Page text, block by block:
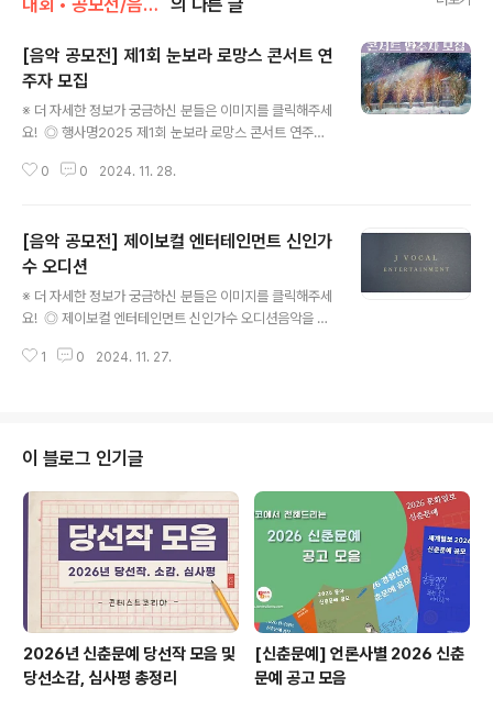
대회 • 공모전/음악 • 가요 • 댄스 의 다른 글
[음악 공모전] 제1회 눈보라 로망스 콘서트 연
주자 모집
※ 더 자세한 정보가 궁금하신 분들은 이미지를 클릭해주세
요! ◎ 행사명2025 제1회 눈보라 로망스 콘서트 연주자
연주 장소정동 1928 아트센터 이벤트홀 ◎ 연주 일자25
com 또는 인스타 DM (@artemost_com) ◎ 제출 사
항성함, 연락처, 소속, 악기명, 연주곡명, 사진, 프로필, 연
주영상 (5분 이내 길이도 가능)*연주영상은 콘서트 프로그
램 구성을 위한 참고자료로 활용됩니다. ◎ 참가 자격초,
악, 관악, 성악(동요),..
0 0 2024. 11. 28.
[음악 공모전] 제이보컬 엔터테인먼트 신인가
수 오디션
※ 더 자세한 정보가 궁금하신 분들은 이미지를 클릭해주세
요! ◎ 제이보컬 엔터테인먼트 신인가수 오디션음악을 사
싶은 분을 기다립니다.기획사의 아낌없는 투자와 전폭적인
m 이메일 제목: "[제이보컬 오디션 지원] - [이름]"이름: 본
명 (필수)생년월일: YYYY/MM/DD (필수)키와 몸무게: 현
재 키와 몸무게 (필수)연락처: 휴대폰 번호 (필수)자기소개:
간단한 자기소개 (최대 200자)노래 영상: 스마트폰으로 촬
영한 노래 1절 이상 영상 (얼굴 정면이 나오도록 촬영)S..
1 0 2024. 11. 27.
이 블로그 인기글
2026년 신춘문예 당선작 모음 및
당선소감, 심사평 총정리
[신춘문예] 언론사별 2026 신춘
문예 공고 모음